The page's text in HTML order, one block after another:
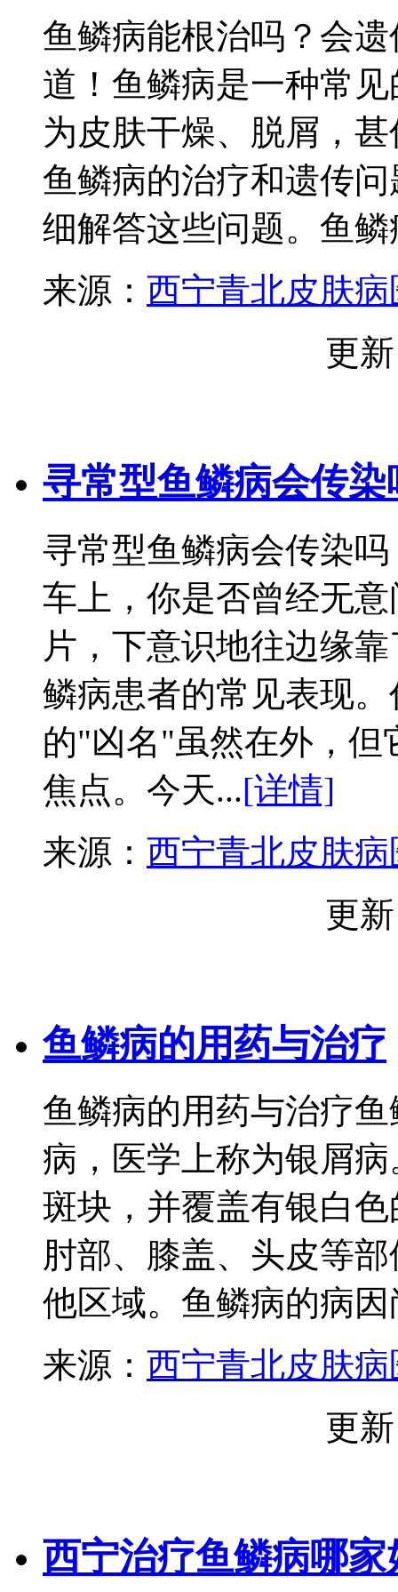
鱼鳞病能根治吗？会
道！鱼鳞病是一种常
为皮肤干燥、脱屑，
鱼鳞病的治疗和遗传
细解答这些问题。鱼
来源： 西宁青北皮肤病
更
寻常型鱼鳞病会传
寻常型鱼鳞病会传染
车上，你是否曾经无
片，下意识地往边缘
鳞病患者的常见表现
的"凶名"虽然在外，但
焦点。今天...[详情]
来源： 西宁青北皮肤病
更
鱼鳞病的用药与治疗
鱼鳞病的用药与治疗
病，医学上称为银屑
斑块，并覆盖有银白
肘部、膝盖、头皮等
他区域。鱼鳞病的病因
来源： 西宁青北皮肤病
更
西宁治疗鱼鳞病哪